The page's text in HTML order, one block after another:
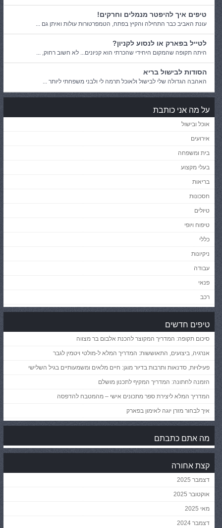
טיפים איך להיפטר מנמלים וחרקים!
עונת האביב כבר התחילה והקיץ בפתח, הטמפרטורות עולות ואיתן גם ...
לטייל בפארק או לנסוע לקניון?
היתה תקופה שהמקום היחידי שהכרתי הוא קניונים... לא חשוב רחוק, ...
הסודות לבישול בריא
האהבה הגדולה שלי לבישול ולאוכל תרמה לי ולבני משפחתי ליותר ...
על מה אני כותבת
אוכל ובישול
אירועים
בית ומשפחה
בעלי מקצוע
בריאות
חסכונות
טיולים
טיפוח ויופי
כללי
ניקיונות
עבודה
פנאי
רכב
טיפים חדשים
סיכום תקופה: המדריך המקוצר להכנת אלבום בר מצווה
אנרגיה, ביצועים, התאוששות: המדריך המלא ל-מולטי ויטמין לגבר
פעילויות, סדנאות ותרבות בדיור מוגן: חיים מלאים ומשמעותיים בגיל השלישי
הזמנה לחתונה: המדריך המקיף לתכנון מושלם
המדריך המלא ליצירת ספר מתכונים אישי – מהמטבח להדפסה
איך לבחור מזרן יוגה לאימון בפארק
מה אתם כתבתם
קצת אחורה
דצמבר 2025
אוקטובר 2025
מאי 2025
דצמבר 2024